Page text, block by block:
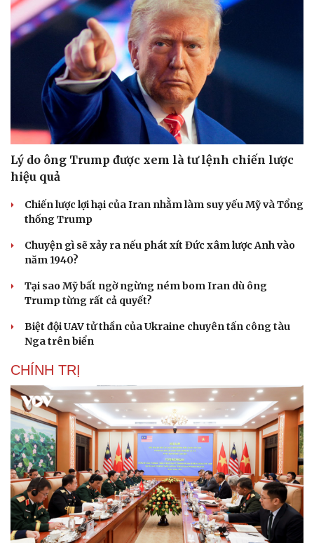
Lý do ông Trump được xem là tư lệnh chiến lược
hiệu quả
Chiến lược lợi hại của Iran nhằm làm suy yếu Mỹ và Tổng
thống Trump
Chuyện gì sẽ xảy ra nếu phát xít Đức xâm lược Anh vào
năm 1940?
Tại sao Mỹ bất ngờ ngừng ném bom Iran dù ông
Trump từng rất cả quyết?
Biệt đội UAV tử thần của Ukraine chuyên tấn công tàu
Nga trên biển
CHÍNH TRỊ